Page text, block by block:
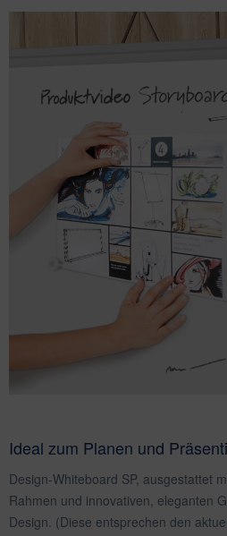
Ideal zum Planen und
Design-Whiteboard SP, ausgestattet
Rahmen und innovativen, eleganten
Design. (Diese entsprechen den